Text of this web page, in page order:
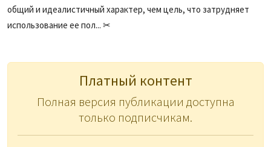
общий и идеалистичный характер, чем цель, что затрудняет
использование ее пол... ✂
Платный контент
Полная версия публикации доступна
только подписчикам.